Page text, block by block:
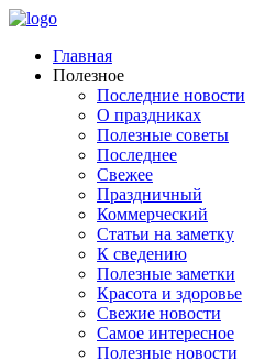
Главная
Полезное
Последние новости
О праздниках
Полезные советы
Последнее
Свежее
Праздничный
Коммерческий
Статьи на заметку
К сведению
Полезные заметки
Красота и здоровье
Свежие новости
Самое интересное
Полезные новости